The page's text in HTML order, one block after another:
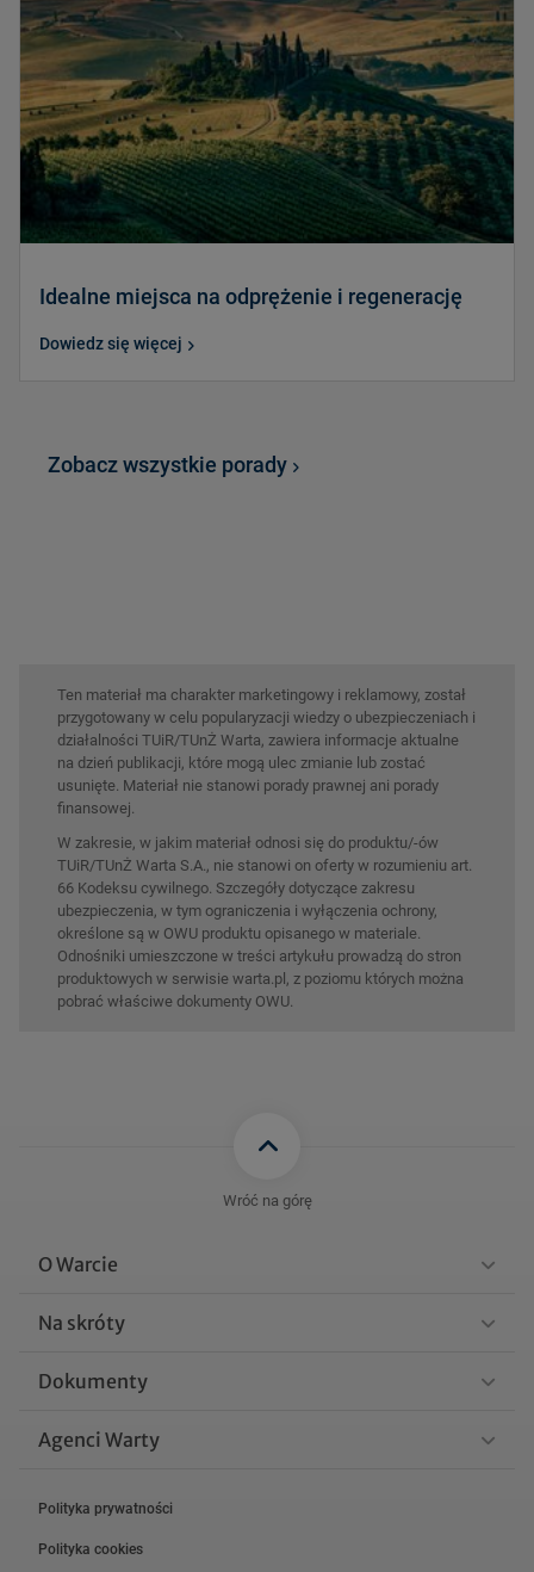
Idealne miejsca na odprężenie i regenerację
Dowiedz się więcej
Zobacz wszystkie porady
Ten materiał ma charakter marketingowy i reklamowy, został
przygotowany w celu popularyzacji wiedzy o ubezpieczeniach i
działalności TUiR/TUnŻ Warta, zawiera informacje aktualne
na dzień publikacji, które mogą ulec zmianie lub zostać
usunięte. Materiał nie stanowi porady prawnej ani porady
finansowej.
W zakresie, w jakim materiał odnosi się do produktu/-ów
TUiR/TUnŻ Warta S.A., nie stanowi on oferty w rozumieniu art.
66 Kodeksu cywilnego. Szczegóły dotyczące zakresu
ubezpieczenia, w tym ograniczenia i wyłączenia ochrony,
określone są w OWU produktu opisanego w materiale.
Odnośniki umieszczone w treści artykułu prowadzą do stron
produktowych w serwisie warta.pl, z poziomu których można
pobrać właściwe dokumenty OWU.
Wróć na górę
O Warcie
Na skróty
Dokumenty
Agenci Warty
Polityka prywatności
Polityka cookies